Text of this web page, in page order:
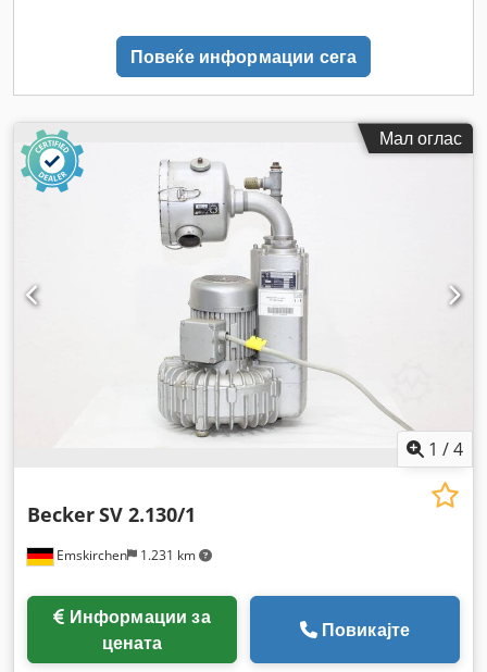
Повеќе информации сега
Мал оглас
1 /4
Emskirchen 1.231 km
BeckerSV 2.130/1
цената
Повикајте